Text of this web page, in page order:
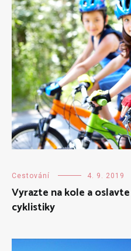
Cestování 4. 9. 2019
Vyrazte na kole a
cyklistiky